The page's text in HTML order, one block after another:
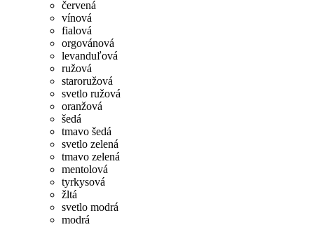
červená
vínová
fialová
orgovánová
levanduľová
ružová
staroružová
svetlo ružová
oranžová
šedá
tmavo šedá
svetlo zelená
tmavo zelená
mentolová
tyrkysová
žltá
svetlo modrá
modrá